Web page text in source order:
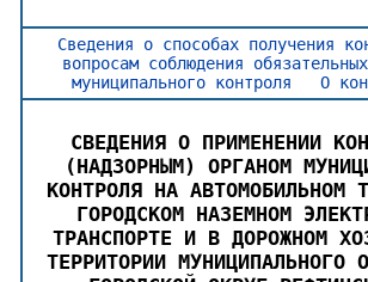
Сведения о способах получения
вопросам соблюдения
муниципального контроля
О
СВЕДЕНИЯ О ПРИМЕНЕНИИ
(НАДЗОРНЫМ) ОРГАНОМ
КОНТРОЛЯ НА АВТОМОБИЛЬНОМ
ГОРОДСКОМ НАЗЕМНОМ
ТРАНСПОРТЕ И В ДОРОЖНОМ
ТЕРРИТОРИИ МУНИЦИПАЛЬНОГО